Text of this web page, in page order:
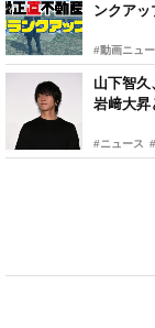
ンクアッ
#動画ニュ
山下智
岩﨑大昇
#ニュース